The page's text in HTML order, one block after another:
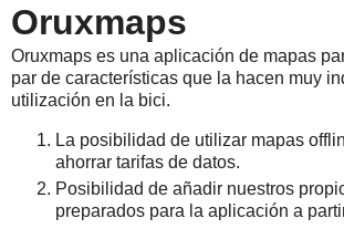
Oruxmaps
Oruxmaps es una aplicación de mapas
par de características que la hacen muy
utilización en la bici.
La posibilidad de utilizar mapas
ahorrar tarifas de datos.
Posibilidad de añadir nuestros
preparados para la aplicación a